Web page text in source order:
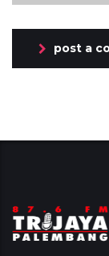
post a